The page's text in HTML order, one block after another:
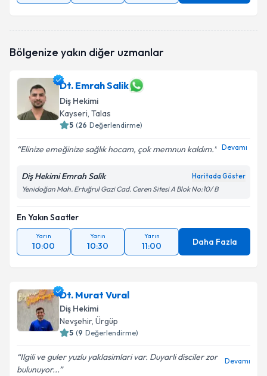
Bölgenize yakın diğer uzmanlar
Dt. Emrah Salik
Diş Hekimi
Kayseri, Talas
5 (26 Değerlendirme)
Elinize emeğinize sağlık hocam, çok memnun kaldım. Devamı
Diş Hekimi Emrah Salik Haritada Göster
Yenidoğan Mah. Ertuğrul Gazi Cad. Ceren Sitesi A Blok No:10/ B
En Yakın Saatler
Yarın
10:00
Yarın
10:30
Yarın
11:00 Daha Fazla
Dt. Murat Vural
Diş Hekimi
Nevşehir, Ürgüp
5 (9 Değerlendirme)
Ilgili ve guler yuzlu yaklasimlari var. Duyarli disciler zor
bulunuyor...
Devamı